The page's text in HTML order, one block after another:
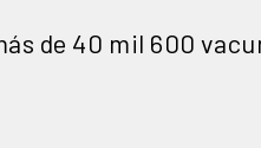
de 40 mil 600